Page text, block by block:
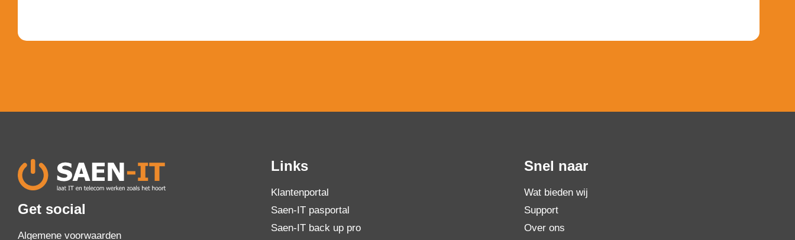
Get social
Algemene voorwaarden
Links
Klantenportal
Saen-IT pasportal
Saen-IT back up pro
Snel naar
Wat bieden wij
Support
Over ons